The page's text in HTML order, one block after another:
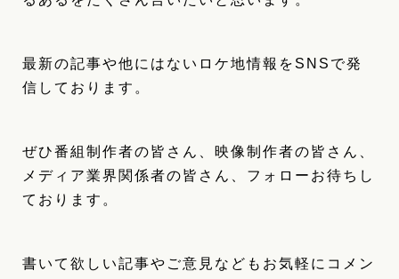
最新の記事や他にはないロケ地情報をSNSで発
信しております。
ぜひ番組制作者の皆さん、映像制作者の皆さん、
メディア業界関係者の皆さん、フォローお待ちし
ております。
書いて欲しい記事やご意見などもお気軽にコメン